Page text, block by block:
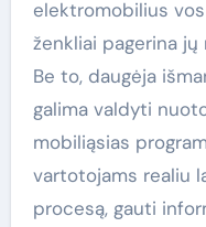
elektromobilius
ženkliai pagerina
Be to, daugėja
galima valdyti
mobiliąsias
vartotojams realiu
procesą, gauti